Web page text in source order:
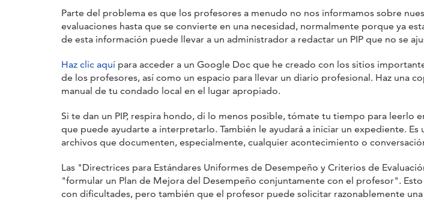
Parte del problema es que los profesores a menudo no nos informamos sobre
evaluaciones hasta que se convierte en una necesidad, normalmente porque ya
de esta información puede llevar a un administrador a redactar un PIP que no se
Haz clic aquí para acceder a un Google Doc que he creado con los sitios
de los profesores, así como un espacio para llevar un diario profesional. Haz una
manual de tu condado local en el lugar apropiado.
Si te dan un PIP, respira hondo, di lo menos posible, tómate tu tiempo para
que puede ayudarte a interpretarlo. También le ayudará a iniciar un expediente.
archivos que documenten, especialmente, cualquier acontecimiento o
Las "Directrices para Estándares Uniformes de Desempeño y Criterios de
"formular un Plan de Mejora del Desempeño conjuntamente con el profesor".
con dificultades, pero también que el profesor puede solicitar razonablemente